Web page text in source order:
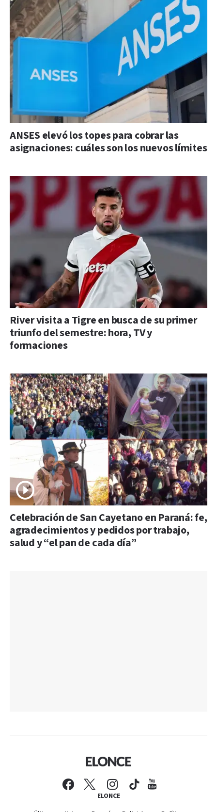
ANSES elevó los topes para cobrar las
asignaciones: cuáles son los nuevos límites
River visita a Tigre en busca de su primer
triunfo del semestre: hora, TV y
formaciones
Celebración de San Cayetano en Paraná: fe,
agradecimientos y pedidos por trabajo,
salud y “el pan de cada día”
ELONCE